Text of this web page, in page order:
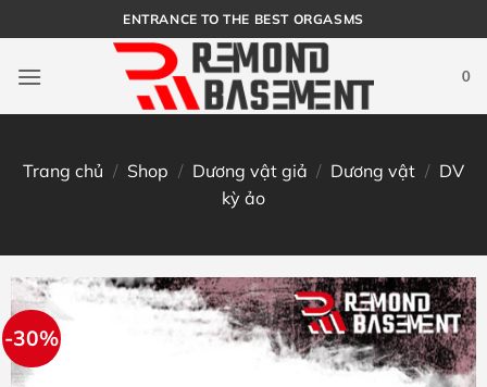
qua
nội
ENTRANCE TO THE BEST ORGASMS
0
Trang chủ / Shop / Dương vật giả / Dương vật / DV
kỳ ảo
-30%